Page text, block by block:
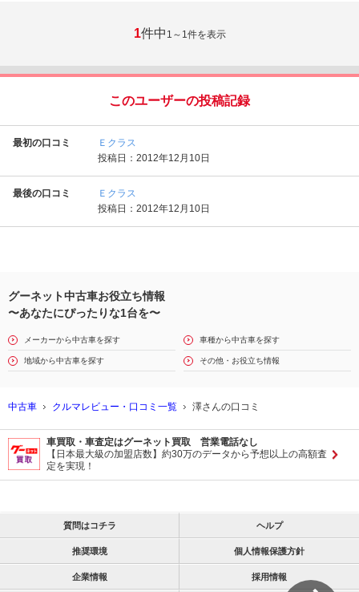
1件中 1～1件を表示
このユーザーの投稿記録
最初の口コミ
Ｅクラス
投稿日：2012年12月10日
最後の口コミ
Ｅクラス
投稿日：2012年12月10日
グーネット中古車お役立ち情報
〜あなたにぴったりな1台を〜
メーカーから中古車を探す 車種から中古車を探す
地域から中古車を探す その他・お役立ち情報
中古車 クルマレビュー・口コミ一覧 澤さんの口コミ
車買取・車査定はグーネット買取 営業電話なし
【日本最大級の加盟店数】約30万のデータから予想以上の高額査
定を実現！
質問はコチラ ヘルプ
推奨環境 個人情報保護方針
企業情報 採用情報